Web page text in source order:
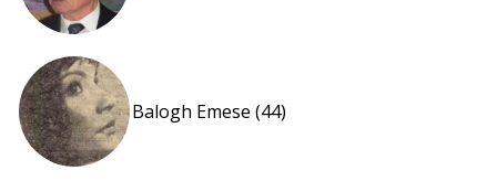
Balogh Emese (44)